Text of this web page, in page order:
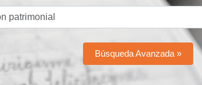
Búsqueda Avanzada »